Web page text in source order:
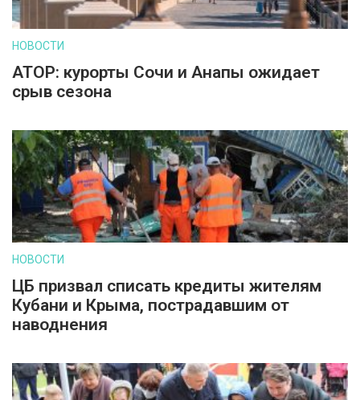
НОВОСТИ
АТОР: курорты Сочи и Анапы ожидает
срыв сезона
НОВОСТИ
ЦБ призвал списать кредиты жителям
Кубани и Крыма, пострадавшим от
наводнения